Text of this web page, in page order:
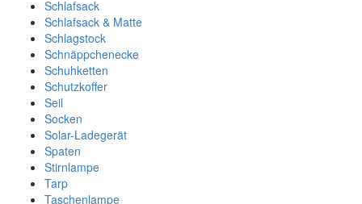
Schlafsack
Schlafsack & Matte
Schlagstock
Schnäppchenecke
Schuhketten
Schutzkoffer
Seil
Socken
Solar-Ladegerät
Spaten
Stirnlampe
Tarp
Taschenlampe